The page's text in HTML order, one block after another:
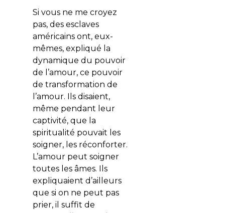
Si vous ne me croyez
pas, des esclaves
américains ont, eux-
mêmes, expliqué la
dynamique du pouvoir
de l’amour, ce pouvoir
de transformation de
l’amour. Ils disaient,
même pendant leur
captivité, que la
spiritualité pouvait les
soigner, les réconforter.
L’amour peut soigner
toutes les âmes. Ils
expliquaient d’ailleurs
que si on ne peut pas
prier, il suffit de